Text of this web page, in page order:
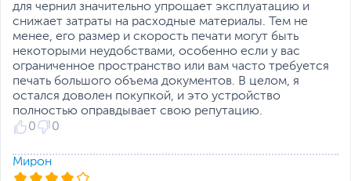
Дополнительно
Авто включение
Встроенные емкости
для чернил
Печать без полей: A4,
B5, LTR, 4" x 6", 5" x 7", 7" x
10", 8" x 10", квадрат (89 x
89 мм), квадрат (127 x
127 мм), формат
задний лоток
для чернил значительно упрощает эксплуатацию и
снижает затраты на расходные материалы. Тем не
менее, его размер и скорость печати могут быть
некоторыми неудобствами, особенно если у вас
ограниченное пространство или вам часто требуется
печать большого объема документов. В целом, я
остался доволен покупкой, и это устройство
полностью оправдывает свою репутацию.
0
0
Мирон